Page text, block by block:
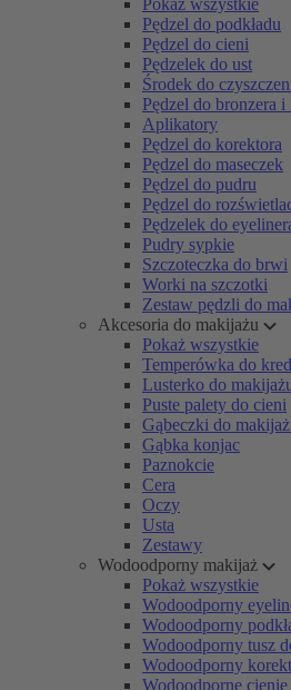
Pokaż wszystkie
Pędzel do podkładu
Pędzel do cieni
Pędzelek do ust
Środek do
Pędzel do bronzera i
Aplikatory
Pędzel do korektora
Pędzel do maseczek
Pędzel do pudru
Pędzel do
Pędzelek do
Pudry sypkie
Szczoteczka do brwi
Worki na szczotki
Zestaw pędzli do
Akcesoria do makijażu
Pokaż wszystkie
Temperówka do
Lusterko do
Puste palety do cieni
Gąbeczki do
Gąbka konjac
Paznokcie
Cera
Oczy
Usta
Zestawy
Wodoodporny makijaż
Pokaż wszystkie
Wodoodporny
Wodoodporny
Wodoodporny tusz
Wodoodporny
Wodoodporne